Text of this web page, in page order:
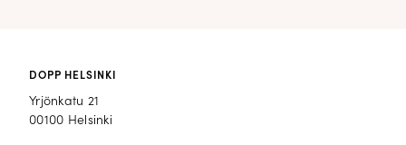
DOPP HELSINKI
Yrjönkatu 21
00100 Helsinki